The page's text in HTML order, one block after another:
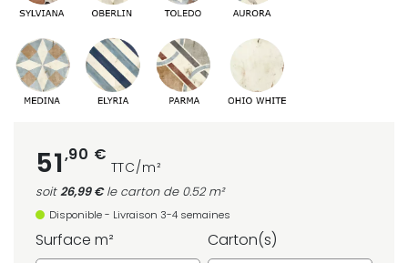
51,90 €
TTC/m²
soit26,99 €le carton de 0.52 m²
Disponible - Livraison 3-4 semaines
Surface m²
Carton(s)